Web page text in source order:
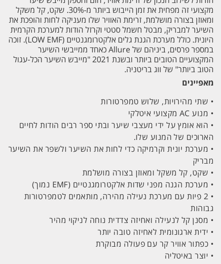
-
צבע
טיטניום
מקצועי זה מפחית את זמן הייבוש ביותר מ-30%. שקט, קל משקל
ומאוזן בצורה מושלמת, זרימת האוויר שלו מעניקה לחות והופכת את
השיער למבריק, מבטל חשמל סטטי וקרזל הודות למערכת הקרמית
היונית. כולל מערכת הגנת גלים אלקטרומגנטיים (LOW EMF). זוכה
במספר פרסים, ביניהם של Allure כאחד ממייבשי השיער
המקצועיים הטובים ביותר ובשנת 2021 "מייבש השיער הכל-עגול
הטוב ביותר" של ווג בריטניה.
מאפיינים
• שתי מהירויות, שלוש טמפרטורות
• מנוע AC מקצועי איטלקי
• הוא אומץ על ידי מעצבי שיער ובתי ספר רבים הודות לחיים
הארוכים של המנוע שלו.
• מערכת יונית וקרמיקה כדי לחות את השיער ולשפר את השיער
מבריק
• שקט, קל משקל ומאוזן בצורה מושלמת
• מערכת הגנה מפני שדות אלקטרומגנטיים (EMF נמוך)
•
2 פיות עם מערכת נעילה מהירה, מותאמים לטמפרטורות
גבוהות
• מסנן קל לנעילה ואחיזה צדדית נוחה לניקוי מהיר
• ידית ארגונומית לאחיזה טובה יותר
• כפתור אוויר קר עם פעולה מבוקרת
• יוצר באיטליה